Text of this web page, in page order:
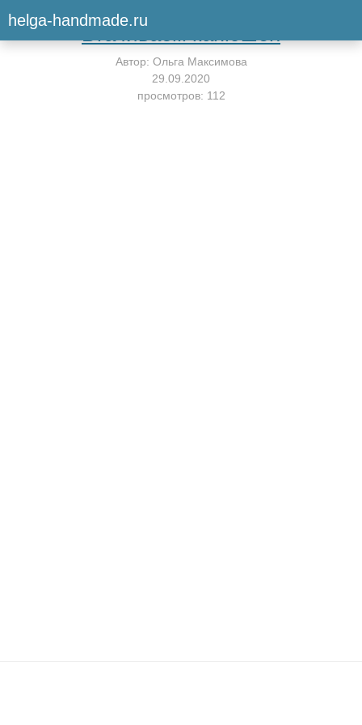
helga-handmade.ruВернуться к мастер-классу
Втачиваем капюшон
Автор: Ольга Максимова
29.09.2020
просмотров: 112